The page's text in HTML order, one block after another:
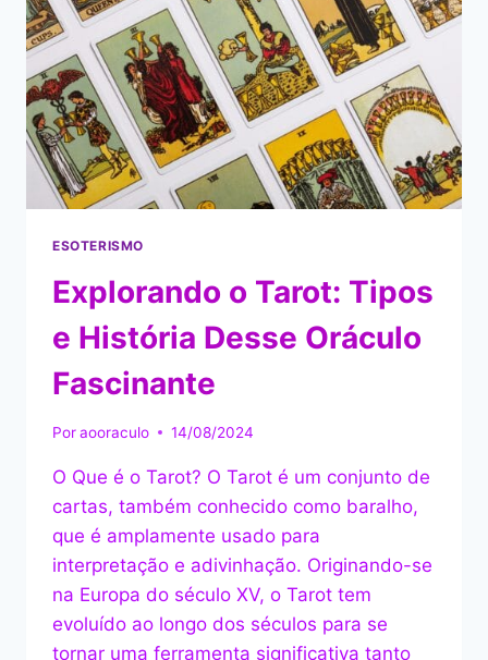
ESOTERISMO
Explorando o Tarot: Tipos
e História Desse Oráculo
Fascinante
Poraooraculo 14/08/2024
O Que é o Tarot? O Tarot é um conjunto de
cartas, também conhecido como baralho,
que é amplamente usado para
interpretação e adivinhação. Originando-se
na Europa do século XV, o Tarot tem
evoluído ao longo dos séculos para se
tornar uma ferramenta significativa tanto